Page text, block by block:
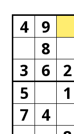
4
9
8
3
6 2
5
1
7
4